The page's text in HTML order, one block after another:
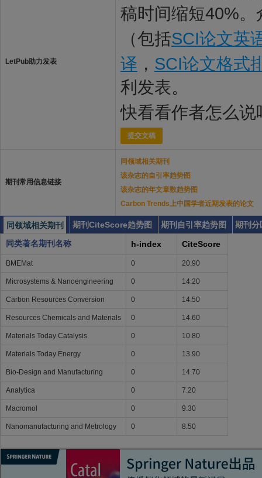
LetPub助力发表
稿时间缩短40%
（包括SCI论文英
译 ， SCI论文格式
利发表。
快看看作者怎么说
提交文稿
期刊常用信息链接
同领域相关期刊
该杂志的自引率趋势图
该杂志的年文章数趋势图
Carbon Trends上中国学者近期发表的论文
同领域相关期刊 期刊CiteScore趋势图 期刊自引率趋势图
期刊分
同类著名期刊名称
h-index CiteScore
BMEMat 0 20.90
Microsystems & Nanoengineering 0 14.20
Carbon Resources Conversion 0 14.50
Resources Chemicals and Materials 0 14.60
Materials Today Catalysis 0 10.80
Materials Today Energy 0 13.90
Bio-Design and Manufacturing 0 14.70
Analytica 0 7.20
Macromol 0 9.30
Nanomanufacturing and Metrology 0 8.50